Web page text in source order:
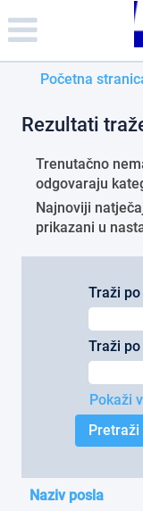
note:
This
website
includes
accessibility
system.
Početna
Rezultati
Trenutačno
odgovaraju
Najnoviji
prikazani u
Traži
Traži
Pokaži
Naziv posla